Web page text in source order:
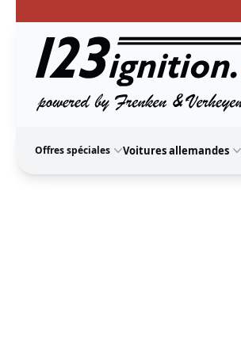
123ignition
Offres spéciales Voitures allemandes